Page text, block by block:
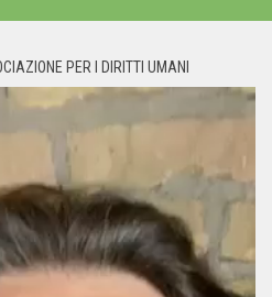
PER I DIRITTI UMANI